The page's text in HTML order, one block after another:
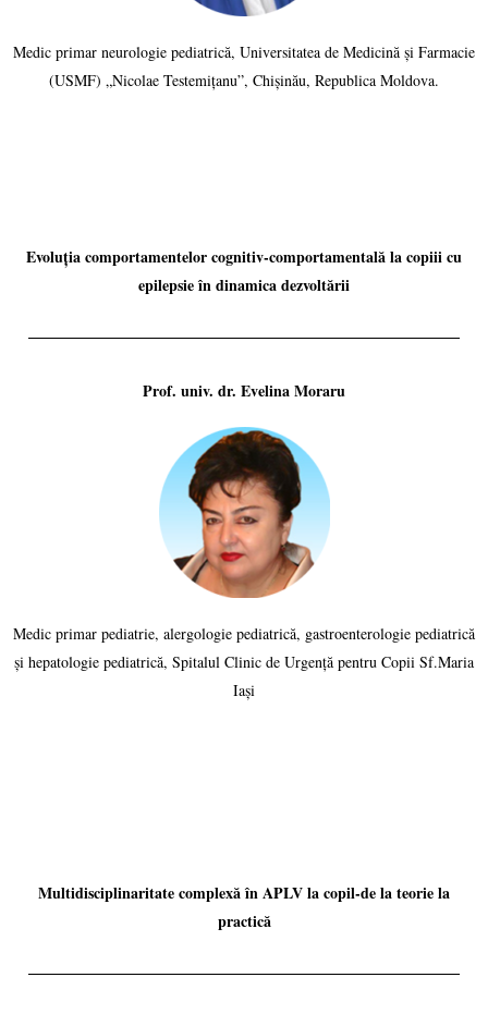
Medic primar neurologie pediatrică, Universitatea de Medicină și Farmacie
(USMF) „Nicolae Testemițanu”, Chișinău, Republica Moldova.
Evoluția comportamentelor cognitiv-comportamentală la copiii cu
epilepsie în dinamica dezvoltării
Prof. univ. dr. Evelina Moraru
Medic primar pediatrie, alergologie pediatrică, gastroenterologie pediatrică
și hepatologie pediatrică, Spitalul Clinic de Urgență pentru Copii Sf.Maria
Iași
Multidisciplinaritate complexă în APLV la copil-de la teorie la
practică